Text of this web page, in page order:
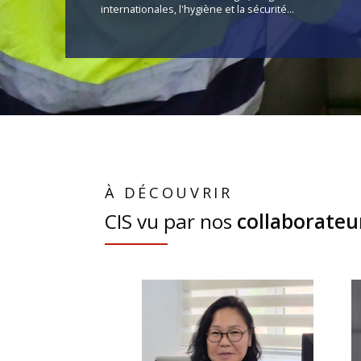
internationales, l'hygiène et la sécurité...
À DÉCOUVRIR
CIS vu par nos